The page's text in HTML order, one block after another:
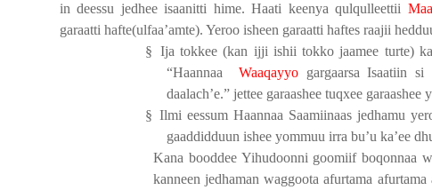
in deessu jedhee isaanitti hime. Haati keenya qulqulleettii
garaatti hafte(ulfaa’amte). Yeroo isheen garaatti haftes raajii
§ Ija tokkee (kan ijji ishii tokko jaamee turte)
“Haannaa
Waaqayyogargaarsa Isaatiin si
daalach’e.” jettee garaashee tuqxee
§ Ilmi eessum Haannaa Saamiinaas jedhamu
gaaddidduun ishee yommuu irra bu’u ka’ee
Kana booddee Yihudoonni goomiif boqonnaa
kanneen jedhaman waggoota afurtama afurtama